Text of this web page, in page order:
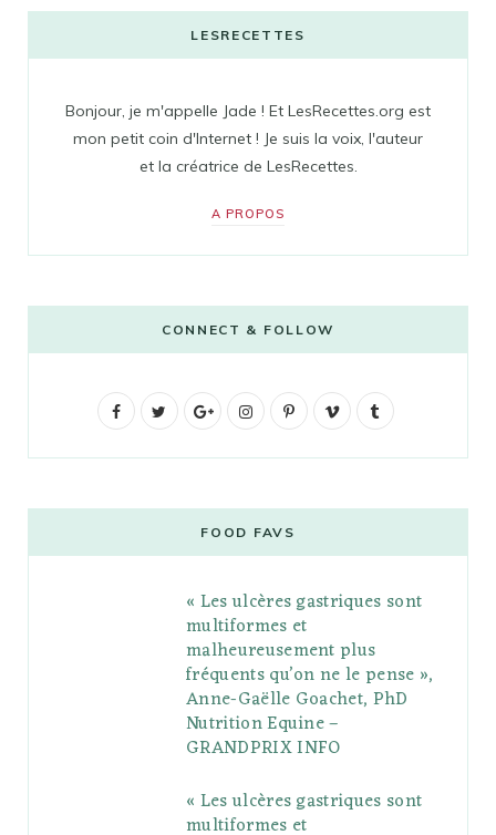
LESRECETTES
Bonjour, je m'appelle Jade ! Et LesRecettes.org est
mon petit coin d'Internet ! Je suis la voix, l'auteur
et la créatrice de LesRecettes.
A PROPOS
CONNECT & FOLLOW
F
b
t
G
g
l
e
P
l
s
I
t
a
g
r
a
m
P
e
r
e
s
V
o
l
r
FOOD FAVS
« Les ulcères gastriques sont
multiformes et
malheureusement plus
fréquents qu’on ne le pense »,
Anne-Gaëlle Goachet, PhD
Nutrition Equine –
GRANDPRIX INFO
« Les ulcères gastriques sont
multiformes et